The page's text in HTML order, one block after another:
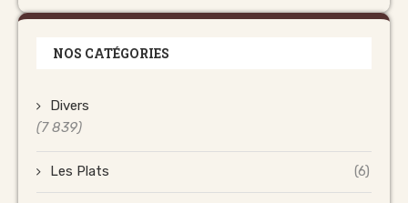
NOS CATÉGORIES
Divers
(7 839)
Les Plats (6)